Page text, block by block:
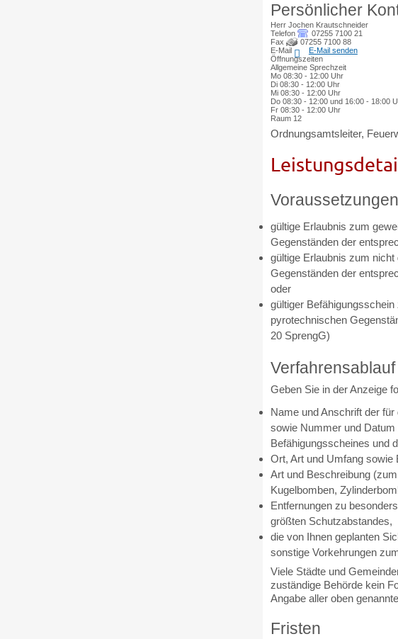
Persönlicher
Herr Jochen Krautschneider
Telefon
07255 7100 21
Fax
07255 7100 88
E-Mail
E-Mail senden
Öffnungszeiten
Allgemeine Sprechzeit
Mo 08:30 - 12:00 Uhr
Di 08:30 - 12:00 Uhr
Mi 08:30 - 12:00 Uhr
Do 08:30 - 12:00 und 16:00 - 18:00
Fr 08:30 - 12:00 Uhr
Raum 12
Ordnungsamtsleiter,
Voraussetzungen
gültige Erlaubnis zum
Gegenständen der
gültige Erlaubnis zum
Gegenständen der
oder
gültiger
pyrotechnischen
20 SprengG)
Verfahrensablauf
Geben Sie in der Anzeige
Name und Anschrift der
sowie Nummer und
Befähigungsscheines und
Ort, Art und Umfang sowie
Art und Beschreibung(zum
Kugelbomben,
Entfernungen zu
größten Schutzabstandes,
die von Ihnen geplanten
sonstige Vorkehrungen
Viele Städte und
zuständige Behörde kein
Angabe aller oben
Fristen